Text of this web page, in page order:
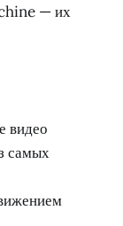
— их
видео
самых